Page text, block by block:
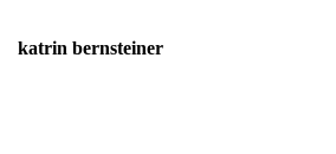
katrin bernsteiner